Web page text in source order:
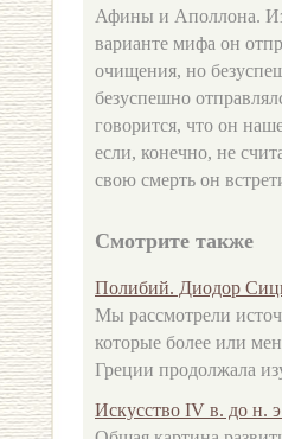
Афины и Аполлона. Из
варианте мифа он
очищения, но
безуспешно
говорится, что он
если, конечно, не
свою смерть он
Смотрите также
Полибий. Диодор
Мы рассмотрели
которые более или
Греции продолжала
Искусство IV в. до н.